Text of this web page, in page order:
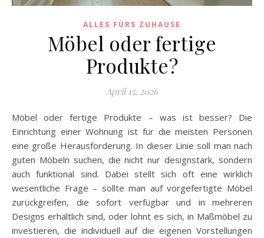
ALLES FÜRS ZUHAUSE
Möbel oder fertige
Produkte?
April 15, 2026
Möbel oder fertige Produkte – was ist besser? Die
Einrichtung einer Wohnung ist für die meisten Personen
eine große Herausforderung. In dieser Linie soll man nach
guten Möbeln suchen, die nicht nur designstark, sondern
auch funktional sind. Dabei stellt sich oft eine wirklich
wesentliche Frage – sollte man auf vorgefertigte Möbel
zurückgreifen, die sofort verfügbar und in mehreren
Designs erhältlich sind, oder lohnt es sich, in Maßmöbel zu
investieren, die individuell auf die eigenen Vorstellungen